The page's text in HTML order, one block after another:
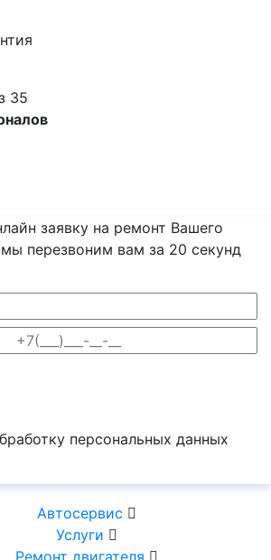
35
заявку на ремонт Вашего
перезвоним вам за 20 секунд
персональных данных
Автосервис
Услуги
Ремонт двигателя